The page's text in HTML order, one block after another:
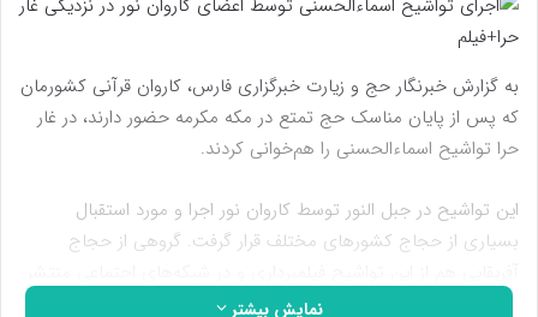
به گزارش خبرنگار حج و زیارت خبرگزاری فارس، کاروان قرآنی کشورمان
که پس از پایان مناسک حج تمتع در مکه مکرمه حضور دارند، در غار
حرا تواشیح اسماءالحسنی را هم‌خوانی کردند.
این تواشیح در جبل النور توسط کاروان نور اجرا و مورد استقبال
بسیاری از حجاج کشورهای مختلف قرار گرفت. گروهی از حجاج
کردند.
نمایش بیشتر